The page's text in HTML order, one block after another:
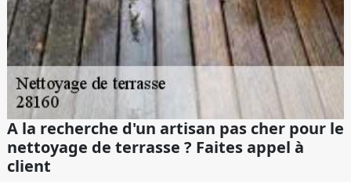
A la recherche d'un artisan pas cher pour le
nettoyage de terrasse ? Faites appel à
client